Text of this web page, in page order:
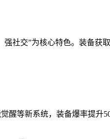
社交”为核心特色。装备
醒等新系统，装备爆率提